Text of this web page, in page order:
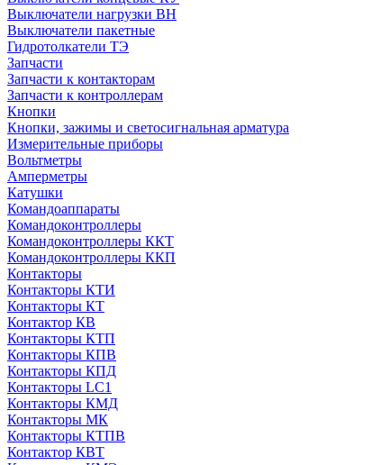
Выключатели нагрузки ВН
Выключатели пакетные
Гидротолкатели ТЭ
Запчасти
Запчасти к контакторам
Запчасти к контроллерам
Кнопки
Кнопки, зажимы и светосигнальная арматура
Измерительные приборы
Вольтметры
Амперметры
Катушки
Командоаппараты
Командоконтроллеры
Командоконтроллеры ККТ
Командоконтроллеры ККП
Контакторы
Контакторы КТИ
Контакторы КТ
Контактор КВ
Контакторы КТП
Контакторы КПВ
Контакторы КПД
Контакторы LC1
Контакторы КМД
Контакторы МК
Контакторы КТПВ
Контактор КВТ